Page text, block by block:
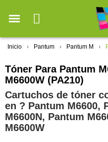
Inicio Pantum Pantum M
Tóner Para Pantum
M6600W (PA210)
Cartuchos de tóner
en ?️ Pantum M6600,
M6600N, Pantum
M6600W